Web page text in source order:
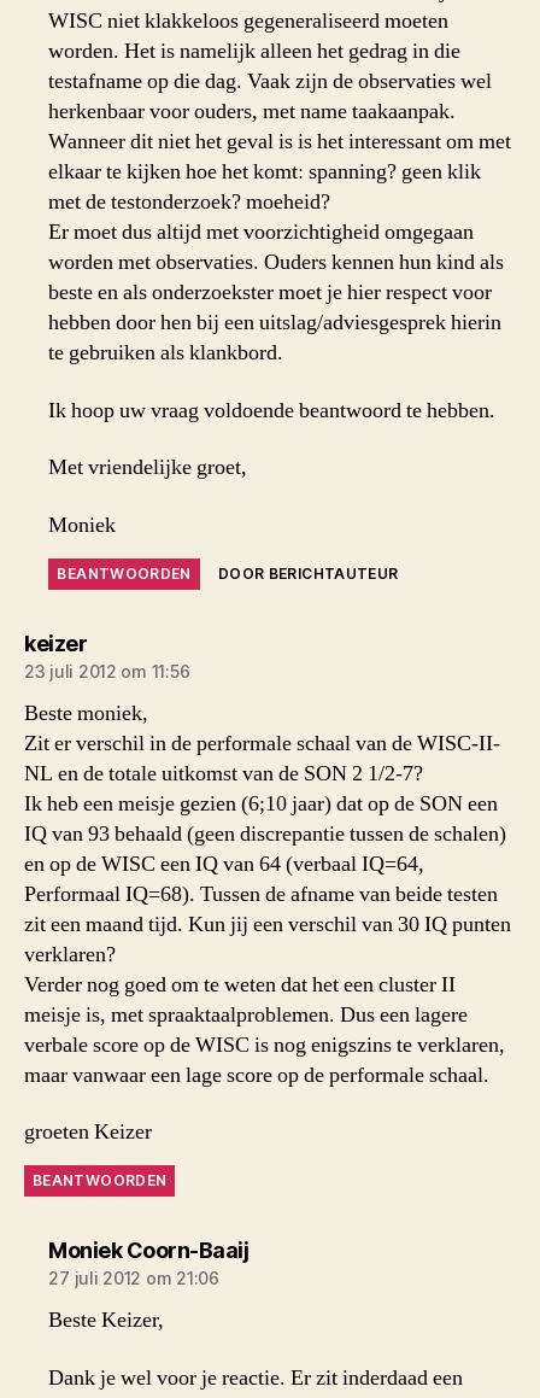
WISC niet klakkeloos gegeneraliseerd moeten
worden. Het is namelijk alleen het gedrag in die
testafname op die dag. Vaak zijn de observaties wel
herkenbaar voor ouders, met name taakaanpak.
Wanneer dit niet het geval is is het interessant om met
elkaar te kijken hoe het komt: spanning? geen klik
met de testonderzoek? moeheid?
Er moet dus altijd met voorzichtigheid omgegaan
worden met observaties. Ouders kennen hun kind als
beste en als onderzoekster moet je hier respect voor
hebben door hen bij een uitslag/adviesgesprek hierin
te gebruiken als klankbord.
Ik hoop uw vraag voldoende beantwoord te hebben.
Met vriendelijke groet,
Moniek
BEANTWOORDEN DOOR BERICHTAUTEUR
keizerzegt:
23 juli 2012 om 11:56
Beste moniek,
Zit er verschil in de performale schaal van de WISC-II-
NL en de totale uitkomst van de SON 2 1/2-7?
Ik heb een meisje gezien (6;10 jaar) dat op de SON een
IQ van 93 behaald (geen discrepantie tussen de schalen)
en op de WISC een IQ van 64 (verbaal IQ=64,
Performaal IQ=68). Tussen de afname van beide testen
zit een maand tijd. Kun jij een verschil van 30 IQ punten
verklaren?
Verder nog goed om te weten dat het een cluster II
meisje is, met spraaktaalproblemen. Dus een lagere
verbale score op de WISC is nog enigszins te verklaren,
maar vanwaar een lage score op de performale schaal.
groeten Keizer
BEANTWOORDEN
Moniek Coorn-Baaijzegt:
27 juli 2012 om 21:06
Beste Keizer,
Dank je wel voor je reactie. Er zit inderdaad een